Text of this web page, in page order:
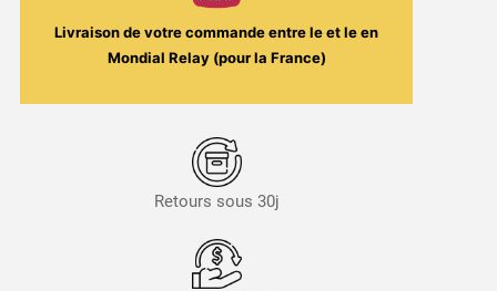
FrenchLivraison de votre commande entre leet leen
Mondial Relay (pour la France)
Retours sous 30j